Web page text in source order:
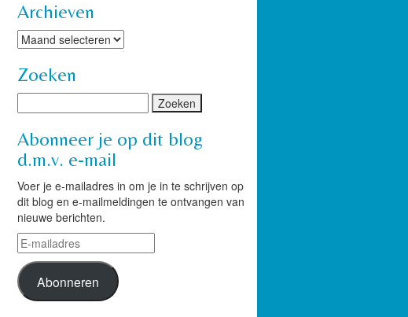
Archieven
Archieven
Zoeken
Abonneer je op dit blog
d.m.v. e-mail
Voer je e-mailadres in om je in te schrijven op
dit blog en e-mailmeldingen te ontvangen van
nieuwe berichten.
E-
mailadres
Abonneren